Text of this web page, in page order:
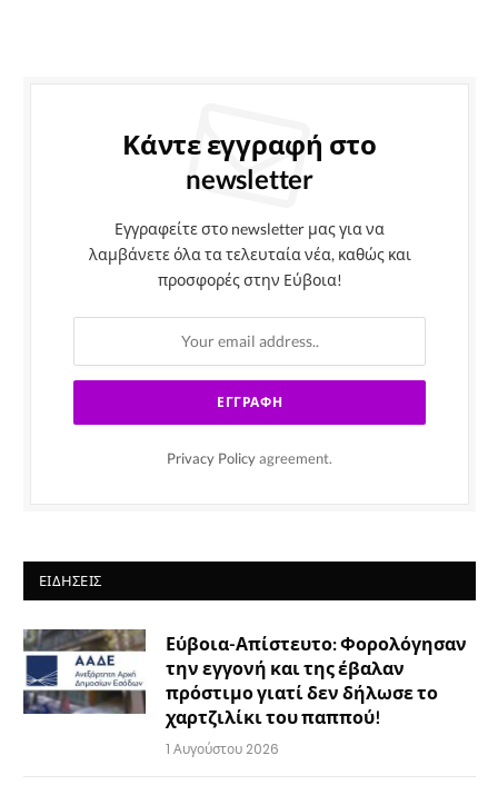
Κάντε εγγραφή στο
newsletter
Εγγραφείτε στο newsletter μας για να
λαμβάνετε όλα τα τελευταία νέα, καθώς και
προσφορές στην Εύβοια!
Privacy Policy agreement.
ΕΙΔΉΣΕΙΣ
Εύβοια-Απίστευτο: Φορολόγησαν
την εγγονή και της έβαλαν
πρόστιμο γιατί δεν δήλωσε το
χαρτζιλίκι του παππού!
1 Αυγούστου 2026